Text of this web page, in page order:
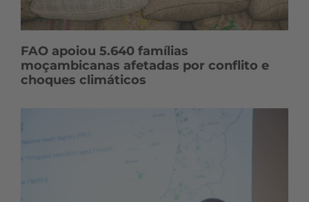
FAO apoiou 5.640 famílias
moçambicanas afetadas por conflito e
choques climáticos